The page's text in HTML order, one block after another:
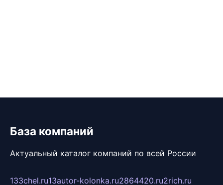
База компаний
Актуальный каталог компаний по всей России
133chel.ru13autor-kolonka.ru2864420.ru2rich.ru